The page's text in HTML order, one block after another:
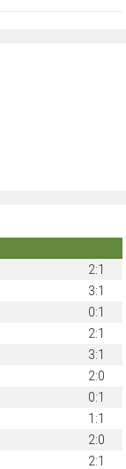
2:1
3:1
0:1
2:1
3:1
2:0
0:1
1:1
2:0
2:1